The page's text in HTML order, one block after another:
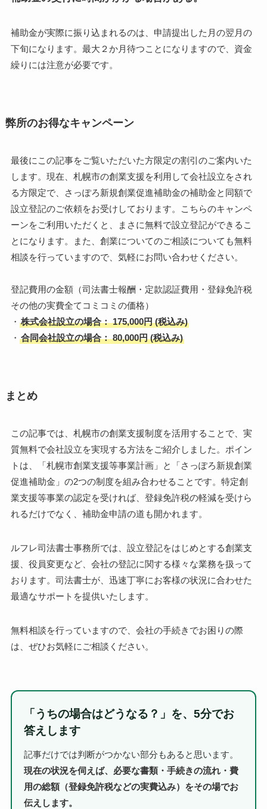
補助金が実際に振り込まれるのは、申請提出した月の翌月の
下旬になります。最大２か月待つことになりますので、資金
繰りには注意が必要です。
弊所のお得なキャンペーン
最後にこの記事をご覧いただいた方限定の割引のご案内いた
します。現在、札幌市の創業支援を利用して会社設立をされ
る方限定で、さっぽろ新規創業促進補助金の補助金と同額で
設立登記のご依頼をお受けしております。こちらのキャンペ
ーンをご利用いただくと、まさに無料で設立登記ができるこ
とになります。また、創業についてのご相談についても無料
相談を行っていますので、気軽にお問い合わせください。
登記費用の金額（司法書士報酬・定款認証費用・登録免許税
その他の実費全てコミコミの価格）
・ 株式会社設立の場合： 175,000円 (税込み)
・ 合同会社設立の場合： 80,000円 (税込み)
まとめ
この記事では、札幌市の創業支援制度を活用することで、実
質無料で会社設立を実現する方法をご紹介しました。ポイン
トは、「札幌市創業支援等事業計画」と「さっぽろ新規創業
促進補助金」の2つの制度を組み合わせることです。特定創
業支援等事業の認定を受ければ、登録免許税の軽減を受けら
れるだけでなく、補助金申請の道も開かれます。
ルフレ司法書士事務所では、設立登記をはじめとする創業支
援、役員変更など、会社の登記に関する様々な業務を扱って
おります。司法書士が、迅速丁寧にお客様の状況に合わせた
最適なサポートを提供いたします。
無料相談を行っていますので、会社の手続きでお困りの際
は、ぜひお気軽にご相談ください。
「うちの場合はどうなる？」を、5分でお
答えします
記事だけでは判断がつかない部分もあると思います。
現在の状況を伺えば、必要な書類・手続きの流れ・費
用の総額（登録免許税などの実費込み）をその場でお
伝えします。